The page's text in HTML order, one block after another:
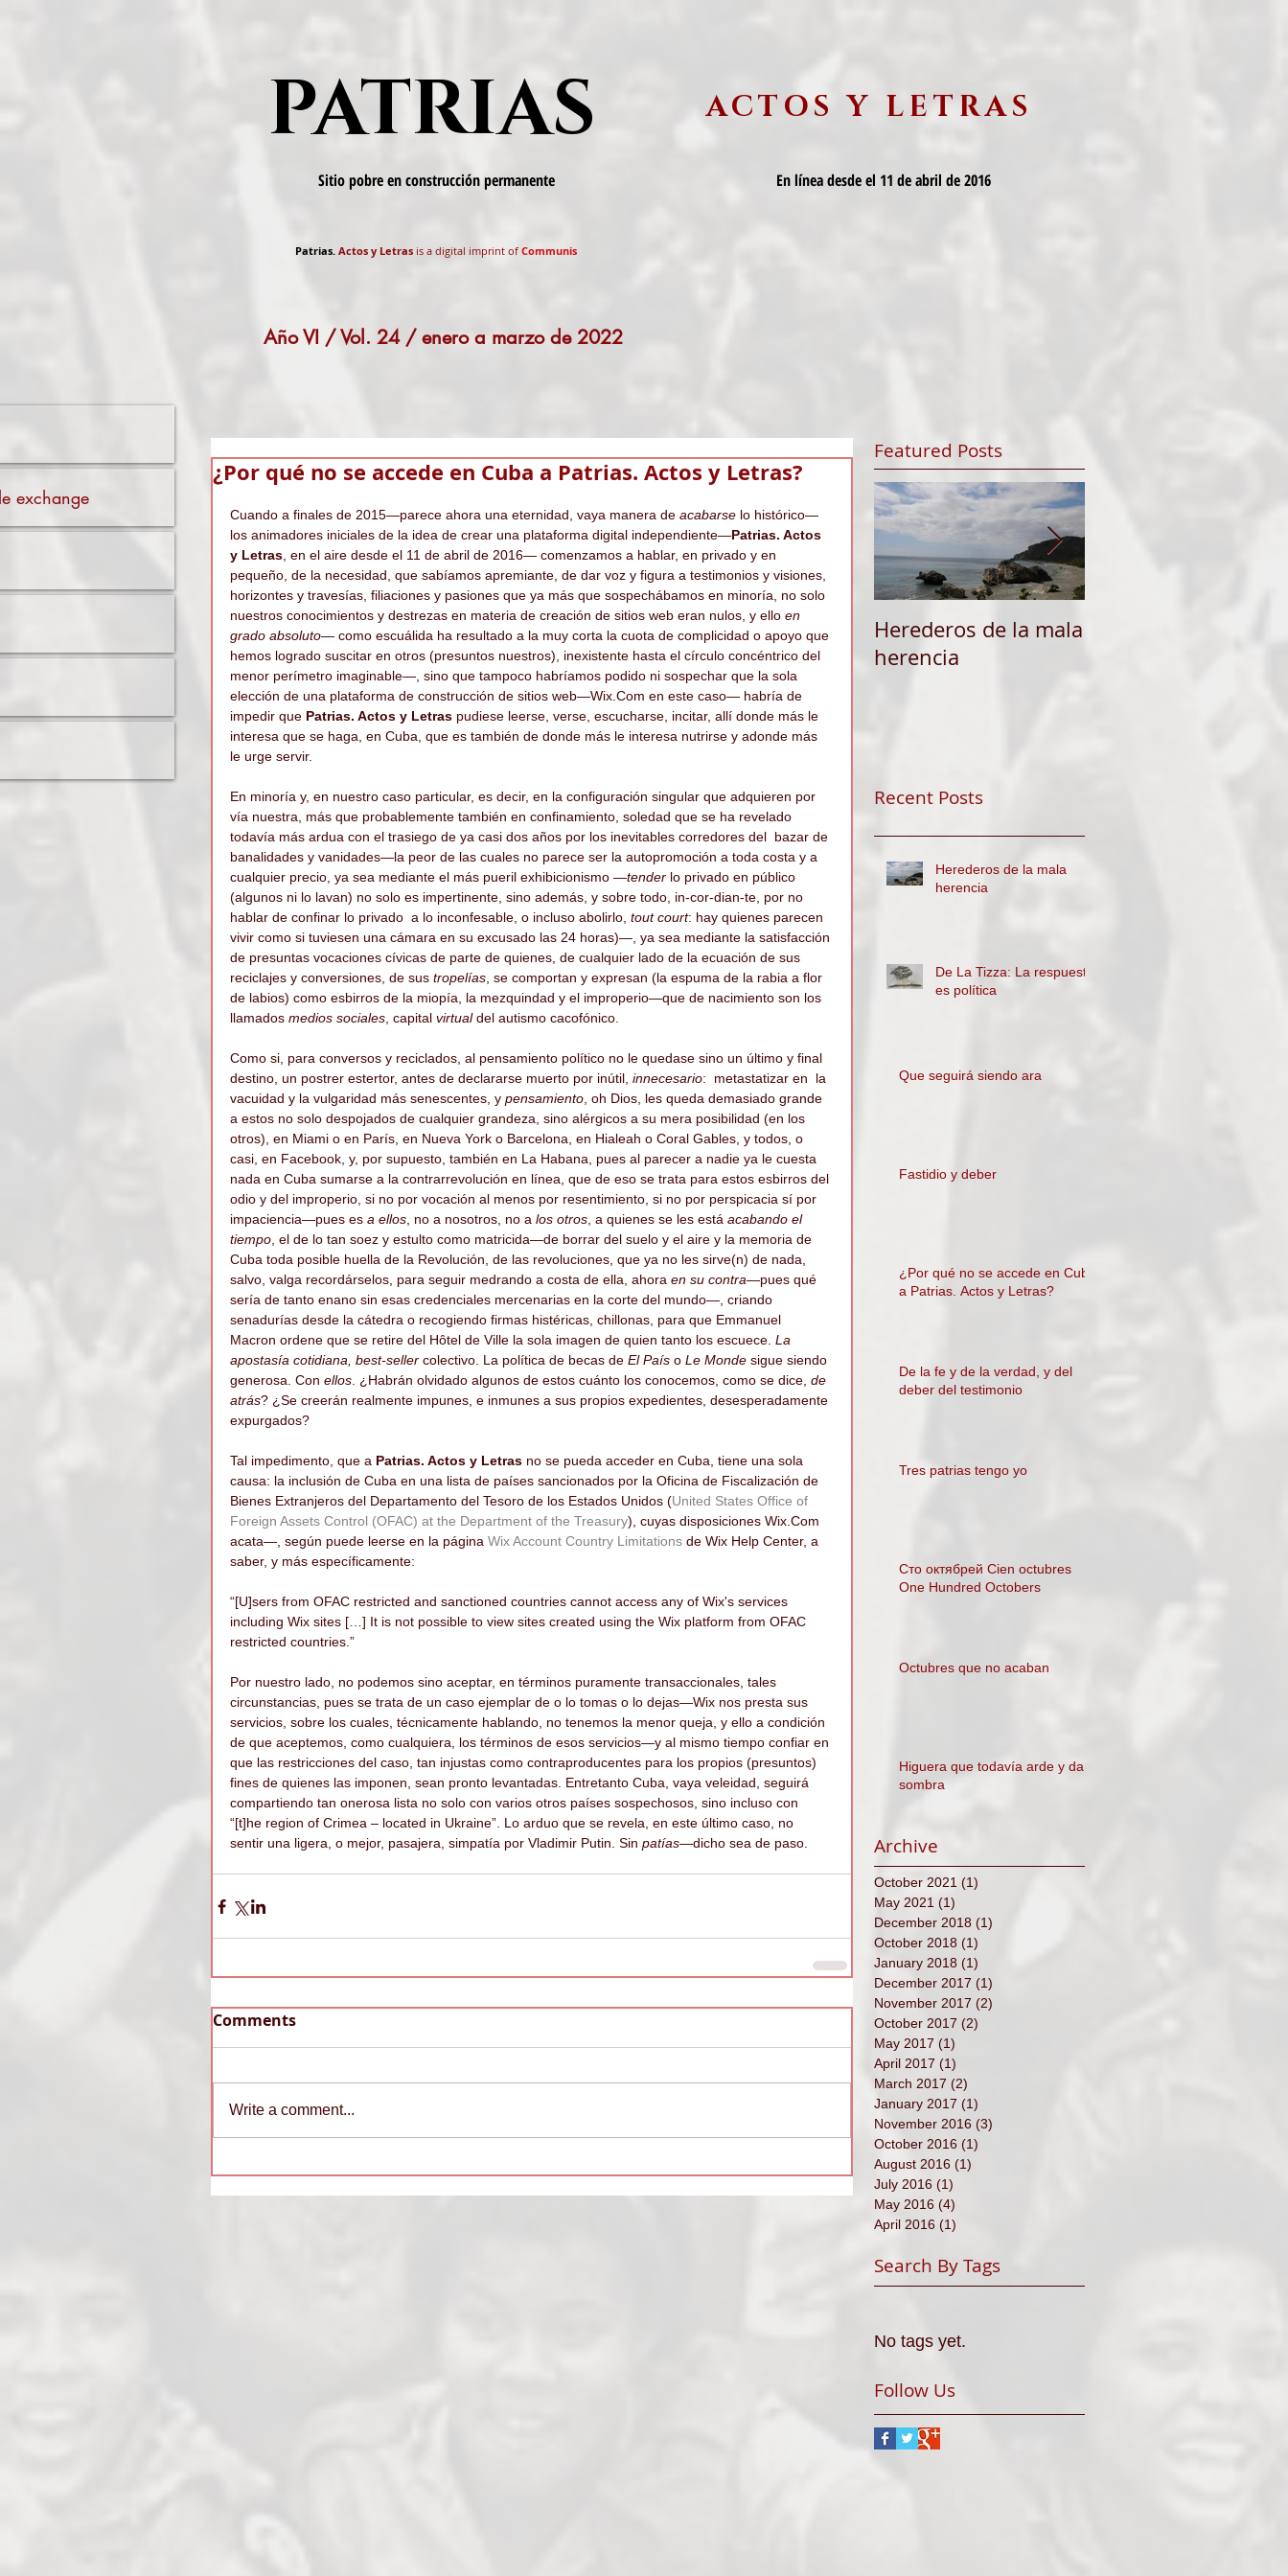
PATRIAS
Sitio pobre en construcción permanente
ACTOS Y LETRAS
En línea desde el 11 de abril de 2016
Patrias. Actos y Letras is a digital imprint of Communis
Año VI / Vol. 24 / enero a marzo de 2022
¿Por qué no se accede en Cuba a Patrias. Actos y Letras?
Cuando a finales de 2015—parece ahora una eternidad, vaya manera de acabarse lo histórico—
los animadores iniciales de la idea de crear una plataforma digital independiente—Patrias. Actos
y Letras , en el aire desde el 11 de abril de 2016— comenzamos a hablar, en privado y en
pequeño, de la necesidad, que sabíamos apremiante, de dar voz y figura a testimonios y visiones,
horizontes y travesías, filiaciones y pasiones que ya más que sospechábamos en minoría, no solo
nuestros conocimientos y destrezas en materia de creación de sitios web eran nulos, y ello en
grado absoluto— como escuálida ha resultado a la muy corta la cuota de complicidad o apoyo que
hemos logrado suscitar en otros (presuntos nuestros), inexistente hasta el círculo concéntrico del
menor perímetro imaginable—, sino que tampoco habríamos podido ni sospechar que la sola
elección de una plataforma de construcción de sitios web—Wix.Com en este caso— habría de
impedir que Patrias. Actos y Letras pudiese leerse, verse, escucharse, incitar, allí donde más le
interesa que se haga, en Cuba, que es también de donde más le interesa nutrirse y adonde más
le urge servir.
En minoría y, en nuestro caso particular, es decir, en la configuración singular que adquieren por
vía nuestra, más que probablemente también en confinamiento, soledad que se ha revelado
todavía más ardua con el trasiego de ya casi dos años por los inevitables corredores del  bazar de
banalidades y vanidades—la peor de las cuales no parece ser la autopromoción a toda costa y a
cualquier precio, ya sea mediante el más pueril exhibicionismo —tender lo privado en público
(algunos ni lo lavan) no solo es impertinente, sino además, y sobre todo, in-cor-dian-te, por no
hablar de confinar lo privado  a lo inconfesable, o incluso abolirlo, tout court: hay quienes parecen
vivir como si tuviesen una cámara en su excusado las 24 horas)—, ya sea mediante la satisfacción
de presuntas vocaciones cívicas de parte de quienes, de cualquier lado de la ecuación de sus
reciclajes y conversiones, de sus tropelías , se comportan y expresan (la espuma de la rabia a flor
de labios) como esbirros de la miopía, la mezquindad y el improperio—que de nacimiento son los
llamados medios sociales , capital virtual del autismo cacofónico.
Como si, para conversos y reciclados, al pensamiento político no le quedase sino un último y final
destino, un postrer estertor, antes de declararse muerto por inútil, innecesario:  metastatizar en  la
vacuidad y la vulgaridad más senescentes, y pensamiento , oh Dios, les queda demasiado grande
a estos no solo despojados de cualquier grandeza, sino alérgicos a su mera posibilidad (en los
otros), en Miami o en París, en Nueva York o Barcelona, en Hialeah o Coral Gables, y todos, o
casi, en Facebook, y, por supuesto, también en La Habana, pues al parecer a nadie ya le cuesta
nada en Cuba sumarse a la contrarrevolución en línea, que de eso se trata para estos esbirros del
odio y del improperio, si no por vocación al menos por resentimiento, si no por perspicacia sí por
impaciencia—pues es a ellos , no a nosotros, no a los otros , a quienes se les está acabando el
tiempo , el de lo tan soez y estulto como matricida—de borrar del suelo y el aire y la memoria de
Cuba toda posible huella de la Revolución, de las revoluciones, que ya no les sirve(n) de nada,
salvo, valga recordárselos, para seguir medrando a costa de ella, ahora en su contra—pues qué
sería de tanto enano sin esas credenciales mercenarias en la corte del mundo— , criando
senadurías desde la cátedra o recogiendo firmas histéricas, chillonas, para que Emmanuel
Macron ordene que se retire del Hôtel de Ville la sola imagen de quien tanto los escuece. La
apostasía cotidiana, best-seller colectivo. La política de becas de El País o Le Monde sigue siendo
generosa. Con ellos . ¿Habrán olvidado algunos de estos cuánto los conocemos, como se dice, de
atrás? ¿Se creerán realmente impunes, e inmunes a sus propios expedientes, desesperadamente
expurgados?
Tal impedimento, que a Patrias. Actos y Letras no se pueda acceder en Cuba, tiene una sola
causa: la inclusión de Cuba en una lista de países sancionados por la Oficina de Fiscalización de
Bienes Extranjeros del Departamento del Tesoro de los Estados Unidos (United States Office of
Foreign Assets Control (OFAC) at the Department of the Treasury), cuyas disposiciones Wix.Com
acata—, según puede leerse en la página Wix Account Country Limitations de Wix Help Center, a
saber, y más específicamente:
“[U]sers from OFAC restricted and sanctioned countries cannot access any of Wix's services
including Wix sites […] It is not possible to view sites created using the Wix platform from OFAC
restricted countries.”
Por nuestro lado, no podemos sino aceptar, en términos puramente transaccionales, tales
circunstancias, pues se trata de un caso ejemplar de o lo tomas o lo dejas—Wix nos presta sus
servicios, sobre los cuales, técnicamente hablando, no tenemos la menor queja, y ello a condición
de que aceptemos, como cualquiera, los términos de esos servicios—y al mismo tiempo confiar en
que las restricciones del caso, tan injustas como contraproducentes para los propios (presuntos)
fines de quienes las imponen, sean pronto levantadas. Entretanto Cuba, vaya veleidad, seguirá
compartiendo tan onerosa lista no solo con varios otros países sospechosos, sino incluso con
“[t]he region of Crimea – located in Ukraine”. Lo arduo que se revela, en este último caso, no
sentir una ligera, o mejor, pasajera, simpatía por Vladimir Putin. Sin patías—dicho sea de paso.
Comments
Write a comment...
Featured Posts
Herederos de la mala
herencia
Recent Posts
Herederos de la mala
herencia
De La Tizza: La respuesta
es política
Que seguirá siendo ara
Fastidio y deber
¿Por qué no se accede en Cuba
a Patrias. Actos y Letras?
De la fe y de la verdad, y del
deber del testimonio
Tres patrias tengo yo
Сто октябрей Cien octubres
One Hundred Octobers
Octubres que no acaban
Higuera que todavía arde y da
sombra
Archive
October 2021 (1)
May 2021 (1)
December 2018 (1)
October 2018 (1)
January 2018 (1)
December 2017 (1)
November 2017 (2)
October 2017 (2)
May 2017 (1)
April 2017 (1)
March 2017 (2)
January 2017 (1)
November 2016 (3)
October 2016 (1)
August 2016 (1)
July 2016 (1)
May 2016 (4)
April 2016 (1)
Search By Tags
No tags yet.
Follow Us
exchange